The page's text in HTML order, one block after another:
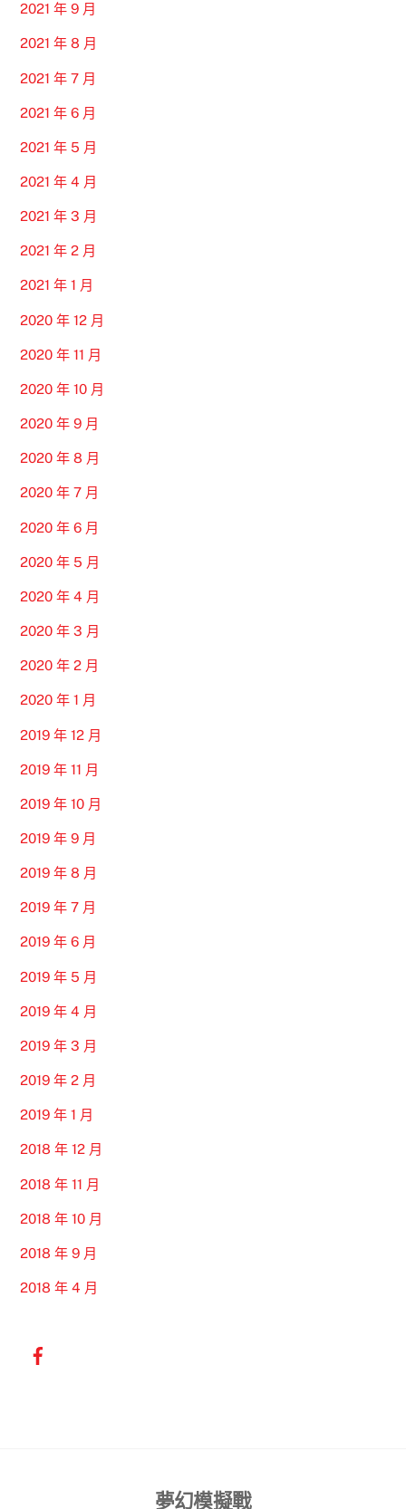
2021 年 9 月
2021 年 8 月
2021 年 7 月
2021 年 6 月
2021 年 5 月
2021 年 4 月
2021 年 3 月
2021 年 2 月
2021 年 1 月
2020 年 12 月
2020 年 11 月
2020 年 10 月
2020 年 9 月
2020 年 8 月
2020 年 7 月
2020 年 6 月
2020 年 5 月
2020 年 4 月
2020 年 3 月
2020 年 2 月
2020 年 1 月
2019 年 12 月
2019 年 11 月
2019 年 10 月
2019 年 9 月
2019 年 8 月
2019 年 7 月
2019 年 6 月
2019 年 5 月
2019 年 4 月
2019 年 3 月
2019 年 2 月
2019 年 1 月
2018 年 12 月
2018 年 11 月
2018 年 10 月
2018 年 9 月
2018 年 4 月
Back
夢幻模擬戰